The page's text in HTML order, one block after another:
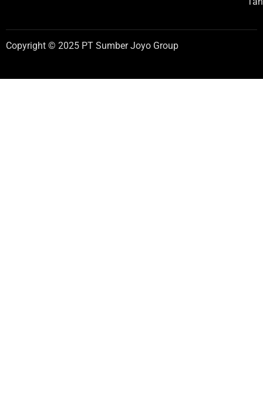
Copyright © 2025 PT Sumber Joyo Group